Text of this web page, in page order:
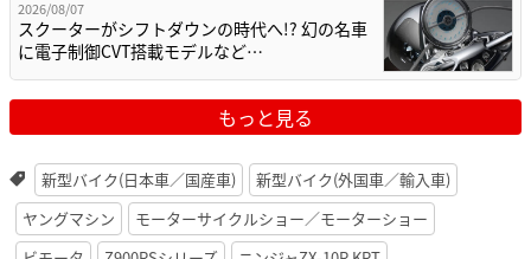
2026/08/07
スクーターがシフトダウンの時代へ!? 幻の名車
に電子制御CVT搭載モデルなど…
もっと見る
新型バイク(日本車／国産車)
新型バイク(外国車／輸入車)
ヤングマシン
モーターサイクルショー／モーターショー